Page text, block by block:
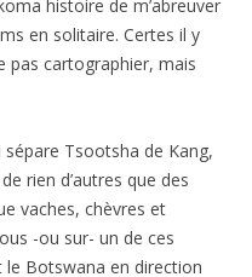
histoire de m’abreuver
en solitaire. Certes il y
pas cartographier, mais
Tsootsha de Kang,
rien d’autres que des
vaches, chèvres et
-ou sur- un de ces
Botswana en direction